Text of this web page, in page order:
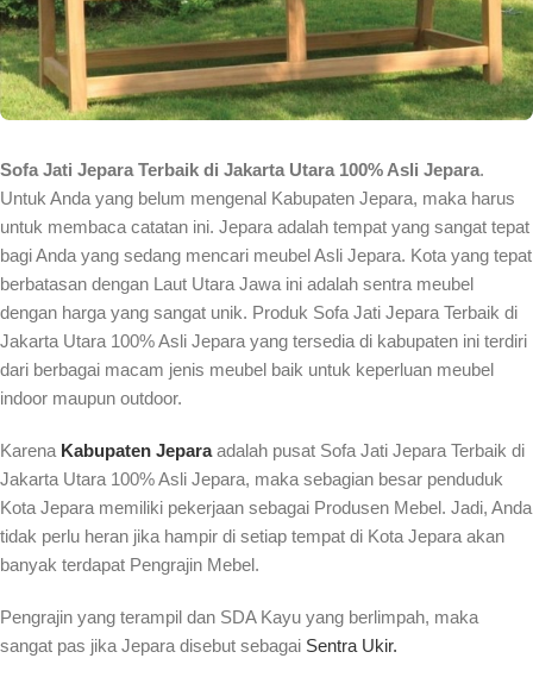
Sofa Jati Jepara Terbaik di Jakarta Utara 100% Asli Jepara.
Untuk Anda yang belum mengenal Kabupaten Jepara, maka harus
untuk membaca catatan ini. Jepara adalah tempat yang sangat tepat
bagi Anda yang sedang mencari meubel Asli Jepara. Kota yang tepat
berbatasan dengan Laut Utara Jawa ini adalah sentra meubel
dengan harga yang sangat unik. Produk Sofa Jati Jepara Terbaik di
Jakarta Utara 100% Asli Jepara yang tersedia di kabupaten ini terdiri
dari berbagai macam jenis meubel baik untuk keperluan meubel
indoor maupun outdoor.
Karena Kabupaten Jeparaadalah pusat Sofa Jati Jepara Terbaik di
Jakarta Utara 100% Asli Jepara, maka sebagian besar penduduk
Kota Jepara memiliki pekerjaan sebagai Produsen Mebel. Jadi, Anda
tidak perlu heran jika hampir di setiap tempat di Kota Jepara akan
banyak terdapat Pengrajin Mebel.
Pengrajin yang terampil dan SDA Kayu yang berlimpah, maka
sangat pas jika Jepara disebut sebagai Sentra Ukir.